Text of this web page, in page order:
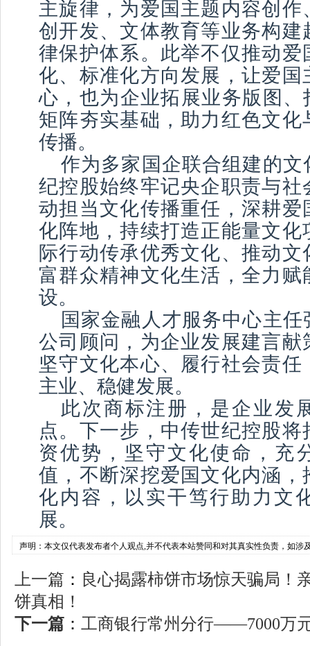
主旋律，为爱国主题内容创
创开发、文体教育等业务构
律保护体系。此举不仅推动
化、标准化方向发展，让爱
心，也为企业拓展业务版图
矩阵夯实基础，助力红色文
传播。
作为多家国企联合组建的
纪控股始终牢记央企职责与
动担当文化传播重任，深耕
化阵地，持续打造正能量文
际行动传承优秀文化、推动
富群众精神文化生活，全力
设。
国家金融人才服务中心主
公司顾问，为企业发展建言
坚守文化本心、履行社会责
主业、稳健发展。
此次商标注册，是企业发
点。下一步，中传世纪控股
资优势，坚守文化使命，充
值，不断深挖爱国文化内涵
化内容，以实干笃行助力文
展。
声明：本文仅代表发布者个人观点,并不代表本站赞同和对其真实性负责，如涉
上一篇 ： 良心揭露柿饼市场惊天骗局！
饼真相！
下一篇 ： 工商银行常州分行——7000万